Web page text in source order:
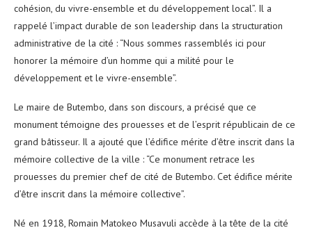
cohésion, du vivre-ensemble et du développement local”. Il a
rappelé l’impact durable de son leadership dans la structuration
administrative de la cité : “Nous sommes rassemblés ici pour
honorer la mémoire d’un homme qui a milité pour le
développement et le vivre-ensemble”.
Le maire de Butembo, dans son discours, a précisé que ce
monument témoigne des prouesses et de l’esprit républicain de ce
grand bâtisseur. Il a ajouté que l’édifice mérite d’être inscrit dans la
mémoire collective de la ville : “Ce monument retrace les
prouesses du premier chef de cité de Butembo. Cet édifice mérite
d’être inscrit dans la mémoire collective”.
Né en 1918, Romain Matokeo Musavuli accède à la tête de la cité